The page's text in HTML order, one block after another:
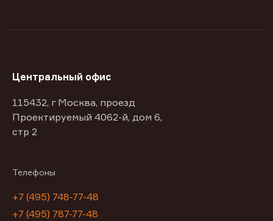
Центральный офис
115432, г Москва, проезд
Проектируемый 4062-й, дом 6,
стр 2
Телефоны
+7 (495) 748-77-48
+7 (495) 787-77-48